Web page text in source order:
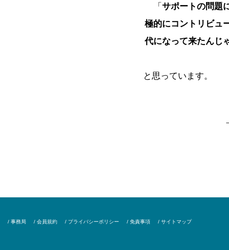
「 サポートの問題
極的にコントリビュ
代になって来たんじ
と思っています。
/ 事務局 / 会員規約 / プライバシーポリシー / 免責事項 / サイトマップ